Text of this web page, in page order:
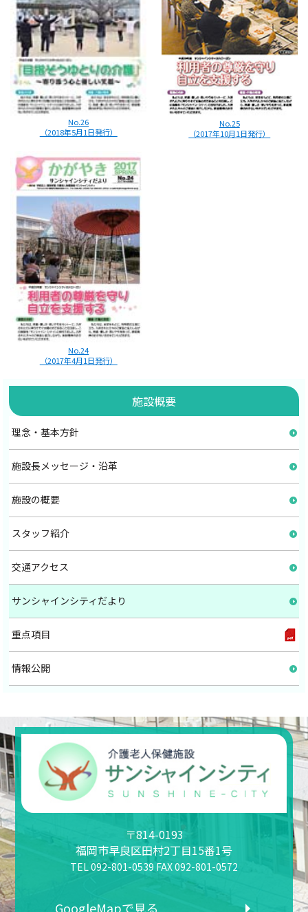
No.26
（2018年5月1日発行）
No.25
（2017年10月1日発行）
No.24
（2017年4月1日発行）
施設概要
理念・基本方針
施設長メッセージ・沿革
施設の概要
スタッフ紹介
交通アクセス
サンシャインシティだより
重点項目
情報公開
〒814-0193
福岡市早良区田村2丁目15番1号
TEL 092-801-0539 FAX 092-801-0572
GoogleMapで見る